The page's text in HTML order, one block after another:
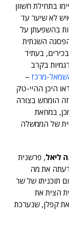
בתחילת חשוון
איש לא שיער עד
בהשפעתן על
השנתית
בעתיד
בקרב
מרכז –
היכן ההיי-טק
הומחש בצורה
במחאת
של הממשלה
ליאל, פרשנית
דעתה את מה
תוכניתו של שר
הצית את
קפלן, שנערכת